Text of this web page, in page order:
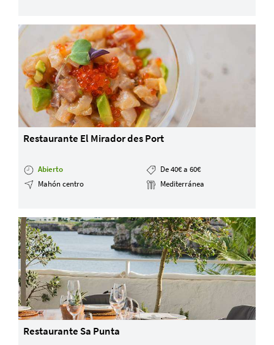
Restaurante El Mirador des Port
Abierto
De 40€ a 60€
Mahón centro
Mediterránea
Restaurante Sa Punta